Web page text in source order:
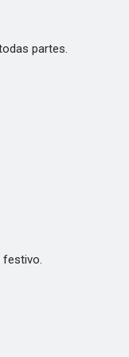
partes.